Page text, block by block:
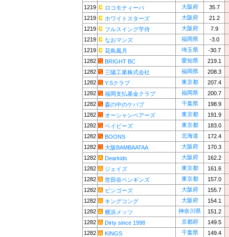
1219
ロコモティーバ 大阪府
35.7
1219
ホワイトスターズ 大阪府
21.2
1219
フルスイング芋侍 大阪府
7.9
1219
なおマンズ 福岡県
-3.0
1219
花鳥風月 埼玉県
-30.7
1282
BRIGHT BC 愛知県
219.1
1282
三陽工業株式会社 福岡県
208.3
1282
Y.Sクラブ 東京都
207.4
1282
福岡支払基金クラブ 福岡県
200.7
1282
森の中のケバブ 千葉県
198.9
1282
オーシャンベアーズ 東京都
191.9
1282
ベイビーズ 東京都
183.0
1282
BOONS 北海道
172.4
1282
大阪BAMBAATAA 大阪府
170.3
1282
Dearkids 大阪府
162.2
1282
ジェイズ 東京都
161.6
1282
世田谷ペンギンズ 東京都
157.0
1282
ビンゴーズ 大阪府
155.7
1282
キングコング 大阪府
154.1
1282
横浜メッツ 神奈川県
151.2
1282
Dirty since 1998 京都府
149.5
1282
KINGS 千葉県
149.4